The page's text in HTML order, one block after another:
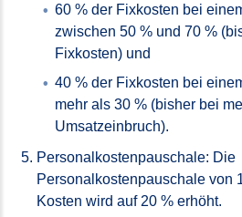
60 % der Fixkosten bei
zwischen 50 % und 70 %
Fixkosten) und
40 % der Fixkosten bei
mehr als 30 % (bisher bei
Umsatzeinbruch).
Personalkostenpauschale: Die
Personalkostenpauschale von
Kosten wird auf 20 % erhöht.